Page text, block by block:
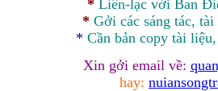
* Liên-lạc với Ban
* Gởi các sáng tác,
* Cần bản copy tài
Xin gởi email về:
hay: